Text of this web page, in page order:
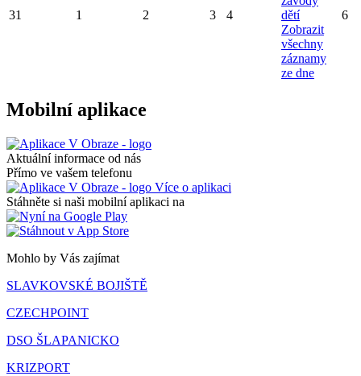
31 1 2 3 4
dětí
Zobrazit
všechny
záznamy
ze dne
6
Mobilní aplikace
Aktuální informace od nás
Přímo ve vašem telefonu
Více o aplikaci
Stáhněte si naši mobilní aplikaci na
Mohlo by Vás zajímat
SLAVKOVSKÉ BOJIŠTĚ
CZECHPOINT
DSO ŠLAPANICKO
KRIZPORT